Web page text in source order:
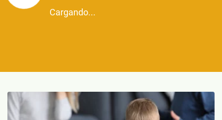
Cargando...